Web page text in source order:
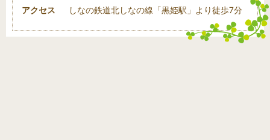
アクセス しなの鉄道北しなの線「黒姫駅」より徒歩7分